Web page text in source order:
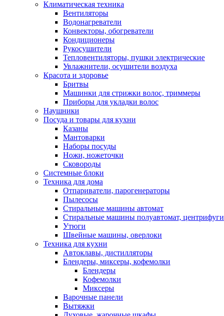
Климатическая техника
Вентиляторы
Водонагреватели
Конвекторы, обогреватели
Кондиционеры
Рукосушители
Тепловентиляторы, пушки электрические
Увлажнители, осушители воздуха
Красота и здоровье
Бритвы
Машинки для стрижки волос, триммеры
Приборы для укладки волос
Наушники
Посуда и товары для кухни
Казаны
Мантоварки
Наборы посуды
Ножи, ножеточки
Сковороды
Системные блоки
Техника для дома
Отпариватели, парогенераторы
Пылесосы
Стиральные машины автомат
Стиральные машины полуавтомат, центрифуги
Утюги
Швейные машины, оверлоки
Техника для кухни
Автоклавы, дистилляторы
Блендеры, миксеры, кофемолки
Блендеры
Кофемолки
Миксеры
Варочные панели
Вытяжки